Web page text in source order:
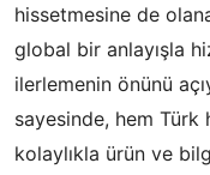
hissetmesine de
global bir anlayışla
ilerlemenin önünü
sayesinde, hem Türk
kolaylıkla ürün ve